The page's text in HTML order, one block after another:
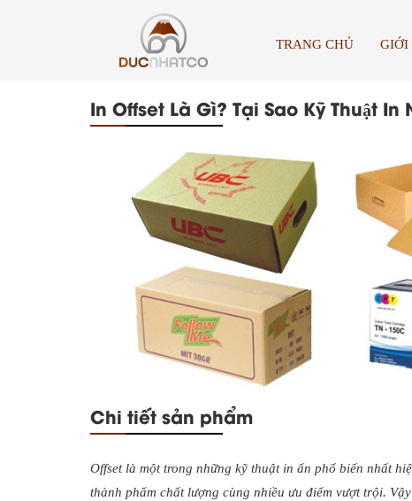
TRANG CHỦ GIỚI
In Offset Là Gì? Tại Sao Kỹ Thuật
Chi tiết sản phẩm
Offset là một trong những kỹ thuật in ấn phổ biến nhất
thành phẩm chất lượng cùng nhiều ưu điểm vượt trội. Vậy